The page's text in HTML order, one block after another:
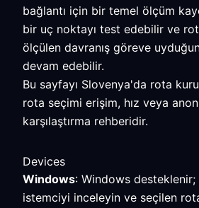
bağlantı için bir temel ölçüm
bir uç noktayı test edebilir ve
ölçülen davranış göreve
devam edebilir.
Bu sayfayı Slovenya'da rota
rota seçimi erişim, hız veya
karşılaştırma rehberidir.
Devices
Windows: Windows desteklenir;
istemciyi inceleyin ve seçilen